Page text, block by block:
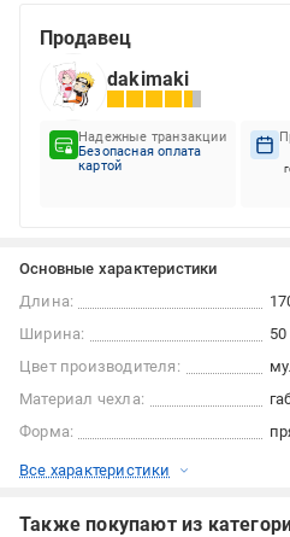
Продавец
dakimaki
Надежные транзакции
Безопасная оплата
картой
Основные характеристики
Длина:
Ширина:
Цвет производителя:
Материал чехла:
Форма:
Все характеристики
Также покупают из